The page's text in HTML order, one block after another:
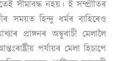
সীমাবদ্ধ নহয়। ই সম্প্ৰীতিৰ
সময়ত হিন্দু ধর্মৰ বাহিৰেও
প্ৰাঙ্গনৰ অম্বুবাচী মেলালৈ
পৰ্যায়ৰ মেলা হিচাপে